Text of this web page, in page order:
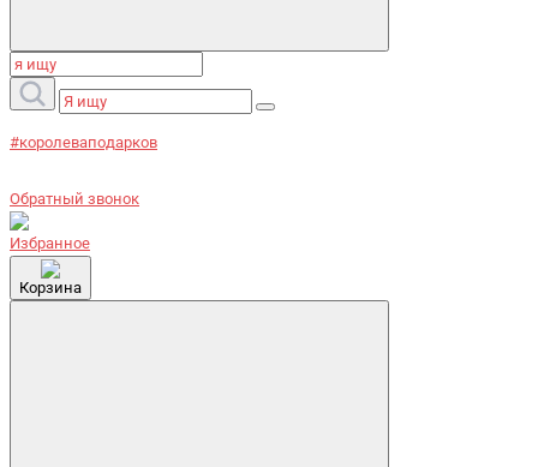
#королеваподарков
Обратный звонок
Избранное
Корзина